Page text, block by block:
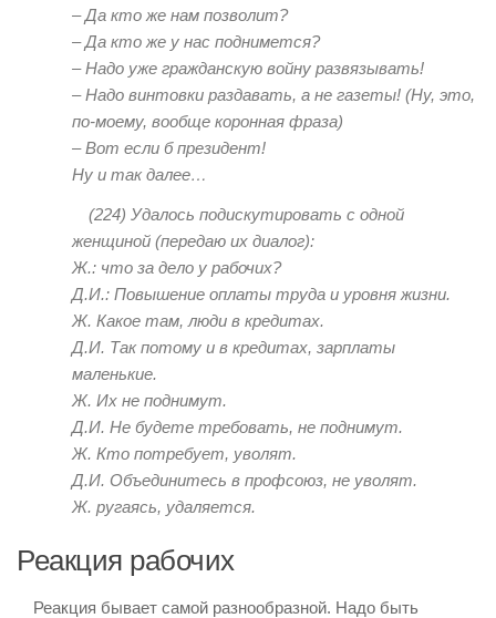
– Да кто же нам позволит?
– Да кто же у нас поднимется?
– Надо уже гражданскую войну развязывать!
– Надо винтовки раздавать, а не газеты! (Ну, это,
по-моему, вообще коронная фраза)
– Вот если б президент!
Ну и так далее…
(224) Удалось подискутировать с одной
женщиной (передаю их диалог):
Ж.: что за дело у рабочих?
Д.И.: Повышение оплаты труда и уровня жизни.
Ж. Какое там, люди в кредитах.
Д.И. Так потому и в кредитах, зарплаты
маленькие.
Ж. Их не поднимут.
Д.И. Не будете требовать, не поднимут.
Ж. Кто потребует, уволят.
Д.И. Объединитесь в профсоюз, не уволят.
Ж. ругаясь, удаляется.
Реакция рабочих
Реакция бывает самой разнообразной. Надо быть